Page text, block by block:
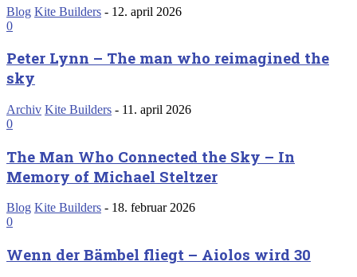
Blog Kite Builders - 12. april 2026
0
Peter Lynn – The man who reimagined the
sky
Archiv Kite Builders - 11. april 2026
0
The Man Who Connected the Sky – In
Memory of Michael Steltzer
Blog Kite Builders - 18. februar 2026
0
Wenn der Bämbel fliegt – Aiolos wird 30